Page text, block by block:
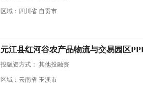
区域：四川省 自贡市
元江县红河谷农产品物流与交易园区
投融资方式： 其他投融资
区域：云南省 玉溪市